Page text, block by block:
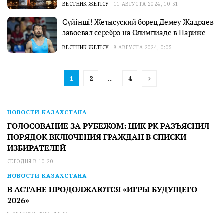
ВЕСТНИК ЖЕТІСУ 11 АВГУСТА 2024, 10:51
Сүйінші! Жетысуский борец Демеу Жадраев
завоевал серебро на Олимпиаде в Париже
ВЕСТНИК ЖЕТІСУ 8 АВГУСТА 2024, 0:05
1 2 … 4
НОВОСТИ КАЗАХСТАНА
ГОЛОСОВАНИЕ ЗА РУБЕЖОМ: ЦИК РК РАЗЪЯСНИЛ
ПОРЯДОК ВКЛЮЧЕНИЯ ГРАЖДАН В СПИСКИ
ИЗБИРАТЕЛЕЙ
СЕГОДНЯ В 10:20
НОВОСТИ КАЗАХСТАНА
В АСТАНЕ ПРОДОЛЖАЮТСЯ «ИГРЫ БУДУЩЕГО
2026»